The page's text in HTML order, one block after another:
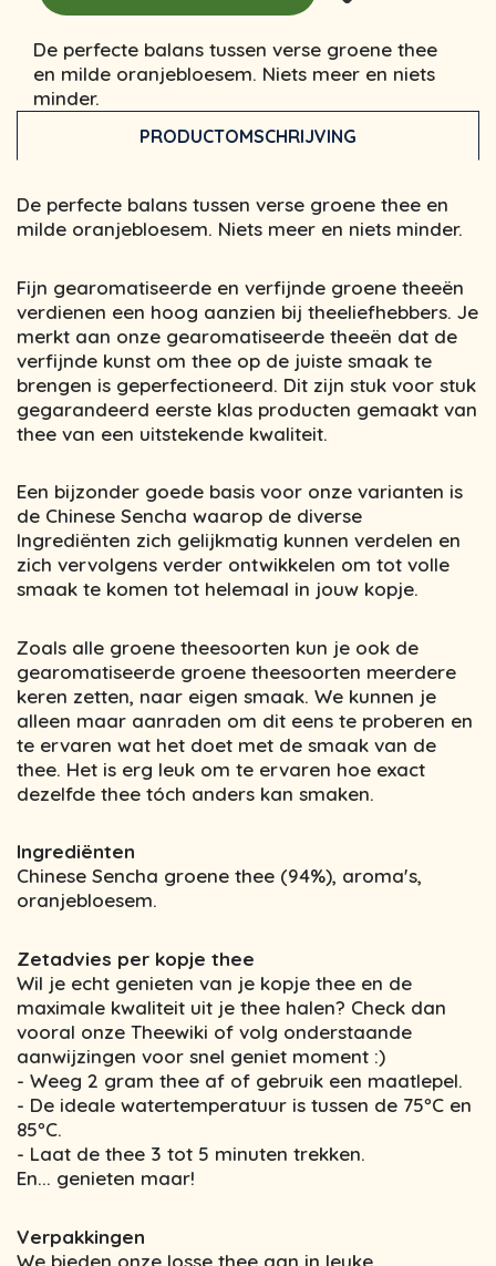
De perfecte balans tussen verse groene thee
en milde oranjebloesem. Niets meer en niets
minder.
PRODUCTOMSCHRIJVING
De perfecte balans tussen verse groene thee en
milde oranjebloesem. Niets meer en niets minder.
Fijn gearomatiseerde en verfijnde groene theeën
verdienen een hoog aanzien bij theeliefhebbers. Je
merkt aan onze gearomatiseerde theeën dat de
verfijnde kunst om thee op de juiste smaak te
brengen is geperfectioneerd. Dit zijn stuk voor stuk
gegarandeerd eerste klas producten gemaakt van
thee van een uitstekende kwaliteit.
Een bijzonder goede basis voor onze varianten is
de Chinese Sencha waarop de diverse
Ingrediënten zich gelijkmatig kunnen verdelen en
zich vervolgens verder ontwikkelen om tot volle
smaak te komen tot helemaal in jouw kopje.
Zoals alle groene theesoorten kun je ook de
gearomatiseerde groene theesoorten meerdere
keren zetten, naar eigen smaak. We kunnen je
alleen maar aanraden om dit eens te proberen en
te ervaren wat het doet met de smaak van de
thee. Het is erg leuk om te ervaren hoe exact
dezelfde thee tóch anders kan smaken.
Ingrediënten
Chinese Sencha groene thee (94%), aroma's,
oranjebloesem.
Zetadvies per kopje thee
Wil je echt genieten van je kopje thee en de
maximale kwaliteit uit je thee halen? Check dan
vooral onze Theewiki of volg onderstaande
aanwijzingen voor snel geniet moment :)
- Weeg 2 gram thee af of gebruik een maatlepel.
- De ideale watertemperatuur is tussen de 75ºC en
85ºC.
- Laat de thee 3 tot 5 minuten trekken.
En... genieten maar!
Verpakkingen
We bieden onze losse thee aan in leuke